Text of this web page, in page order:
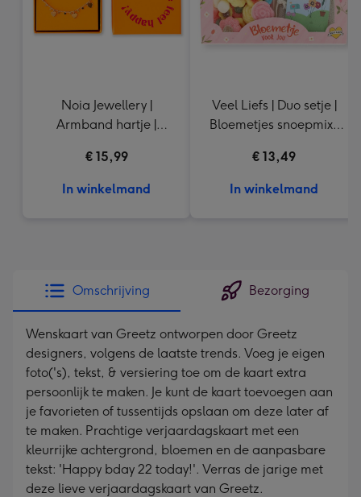
Noia Jewellery |
Armband hartje |
€ 15,99
In winkelmand
Veel Liefs | Duo setje |
Bloemetjes snoepmix |
€ 13,49
In winkelmand
Omschrijving Bezorging
Wenskaart van Greetz ontworpen door Greetz
designers, volgens de laatste trends. Voeg je eigen
foto('s), tekst, & versiering toe om de kaart extra
persoonlijk te maken. Je kunt de kaart toevoegen aan
je favorieten of tussentijds opslaan om deze later af
te maken. Prachtige verjaardagskaart met een
kleurrijke achtergrond, bloemen en de aanpasbare
tekst: 'Happy bday 22 today!'. Verras de jarige met
deze lieve verjaardagskaart van Greetz.